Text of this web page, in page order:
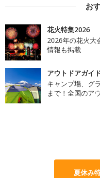
お
花火特集2026
2026年の花火大
情報も掲載
アウトドアガイ
キャンプ場、グ
まで！全国のア
夏休み